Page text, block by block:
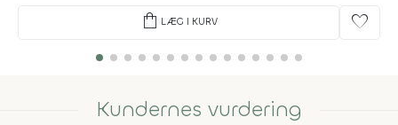
shopping_bag LÆG I KURV favorite
Kundernes vurdering